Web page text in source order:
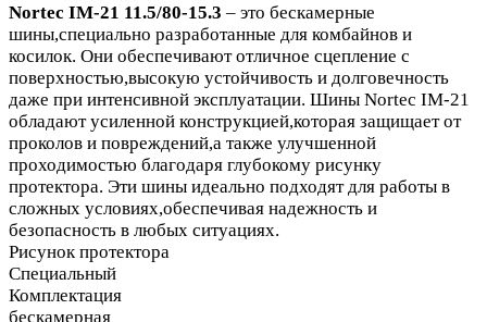
Nortec IM-21 11.5/80-15.3 – это бескамерные
шины,специально разработанные для комбайнов и
косилок. Они обеспечивают отличное сцепление с
поверхностью,высокую устойчивость и долговечность
даже при интенсивной эксплуатации. Шины Nortec IM-21
обладают усиленной конструкцией,которая защищает от
проколов и повреждений,а также улучшенной
проходимостью благодаря глубокому рисунку
протектора. Эти шины идеально подходят для работы в
сложных условиях,обеспечивая надежность и
безопасность в любых ситуациях.
Рисунок протектора
Специальный
Комплектация
бескамерная